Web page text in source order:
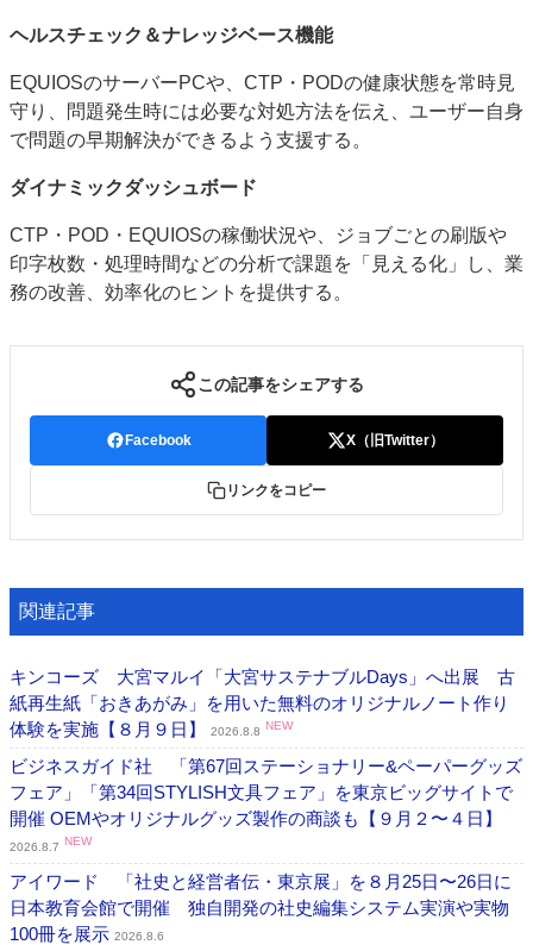
ヘルスチェック＆ナレッジベース機能
EQUIOSのサーバーPCや、CTP・PODの健康状態を常時見
守り、問題発生時には必要な対処方法を伝え、ユーザー自身
で問題の早期解決ができるよう支援する。
ダイナミックダッシュボード
CTP・POD・EQUIOSの稼働状況や、ジョブごとの刷版や
印字枚数・処理時間などの分析で課題を「見える化」し、業
務の改善、効率化のヒントを提供する。
この記事をシェアする
Facebook X（旧Twitter）
リンクをコピー
関連記事
キンコーズ 大宮マルイ「大宮サステナブルDays」へ出展 古
紙再生紙「おきあがみ」を用いた無料のオリジナルノート作り
体験を実施【８月９日】
2026.8.8 NEW
ビジネスガイド社 「第67回ステーショナリー&ペーパーグッズ
フェア」「第34回STYLISH文具フェア」を東京ビッグサイトで
開催 OEMやオリジナルグッズ製作の商談も【９月２〜４日】
2026.8.7 NEW
アイワード 「社史と経営者伝・東京展」を８月25日〜26日に
日本教育会館で開催 独自開発の社史編集システム実演や実物
100冊を展示 2026.8.6